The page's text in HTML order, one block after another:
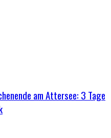
am Attersee: 3 Tage